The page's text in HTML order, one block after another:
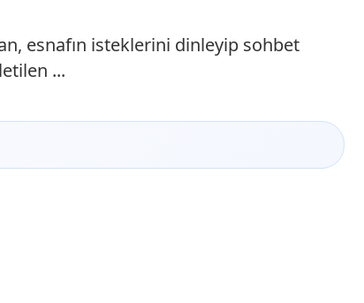
esnafın isteklerini dinleyip sohbet
...